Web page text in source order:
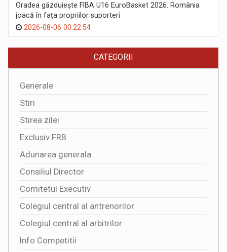
Oradea găzduiește FIBA U16 EuroBasket 2026. România
joacă în fața propriilor suporteri
2026-08-06 00:22:54
CATEGORII
Generale
Stiri
Stirea zilei
Exclusiv FRB
Adunarea generala
Consiliul Director
Comitetul Executiv
Colegiul central al antrenorilor
Colegiul central al arbitrilor
Info Competitii